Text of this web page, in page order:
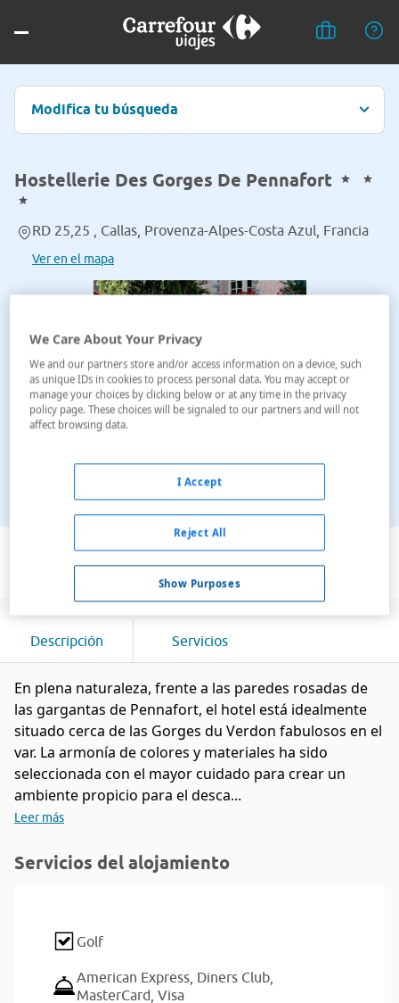
Modifica tu búsqueda
Hostellerie Des Gorges De Pennafort
RD 25,25 , Callas, Provenza-Alpes-Costa Azul, Francia
Ver en el mapa
Ver en el mapa
Descripción Servicios
En plena naturaleza, frente a las paredes rosadas de
las gargantas de Pennafort, el hotel está idealmente
situado cerca de las Gorges du Verdon fabulosos en el
var. La armonía de colores y materiales ha sido
seleccionada con el mayor cuidado para crear un
ambiente propicio para el desca...
Leer más
Servicios del alojamiento
Golf
American Express, Diners Club,
MasterCard, Visa
We Care About Your Privacy
We and our partners store and/or access information on a device, such
as unique IDs in cookies to process personal data. You may accept or
manage your choices by clicking below or at any time in the privacy
policy page. These choices will be signaled to our partners and will not
affect browsing data.
Show Purposes
Reject All
I Accept